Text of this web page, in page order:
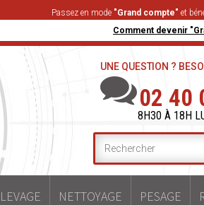
Passez en mode "Grand compte" et
Comment devenir
UNE QUESTION ?
02 40
8H30 À 18H
LEVAGE NETTOYAGE PESAGE